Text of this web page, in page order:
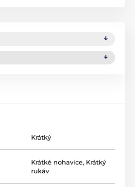
Krátký
Krátké nohavice, Krátký
rukáv